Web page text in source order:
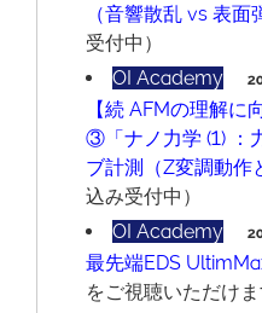
（⾳響散乱 vs 表⾯
受付中）
OI Academy
【続 AFMの理解に
③「ナノ⼒学 (1) ：
ブ計測（Z変調動作
込み受付中）
OI Academy
最先端EDS
をご視聴いただけま